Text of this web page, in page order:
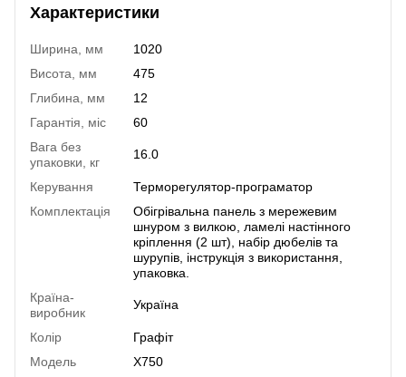
Характеристики
Ширина, мм
1020
Висота, мм
475
Глибина, мм
12
Гарантія, міс
60
Вага без
упаковки, кг
16.0
Керування
Терморегулятор-програматор
Комплектація
Обігрівальна панель з мережевим
шнуром з вилкою, ламелі настінного
кріплення (2 шт), набір дюбелів та
шурупів, інструкція з використання,
упаковка.
Країна-
виробник
Україна
Колір
Графіт
Модель
X750